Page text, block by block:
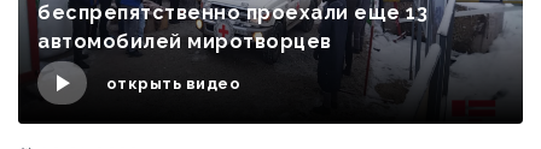
беспрепятственно проехали еще 13
автомобилей миротворцев
открыть видео